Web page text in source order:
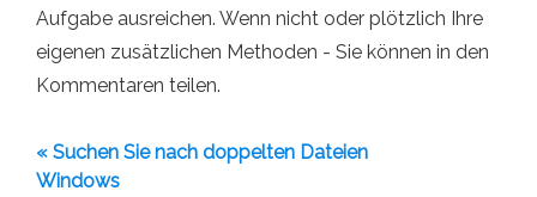
Aufgabe ausreichen. Wenn nicht oder plötzlich Ihre
eigenen zusätzlichen Methoden - Sie können in den
Kommentaren teilen.
« Suchen Sie nach doppelten Dateien
Windows